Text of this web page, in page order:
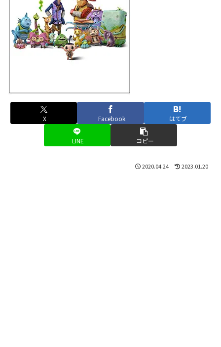
X Facebook はてブ
LINE コピー
2020.04.24 2023.01.20